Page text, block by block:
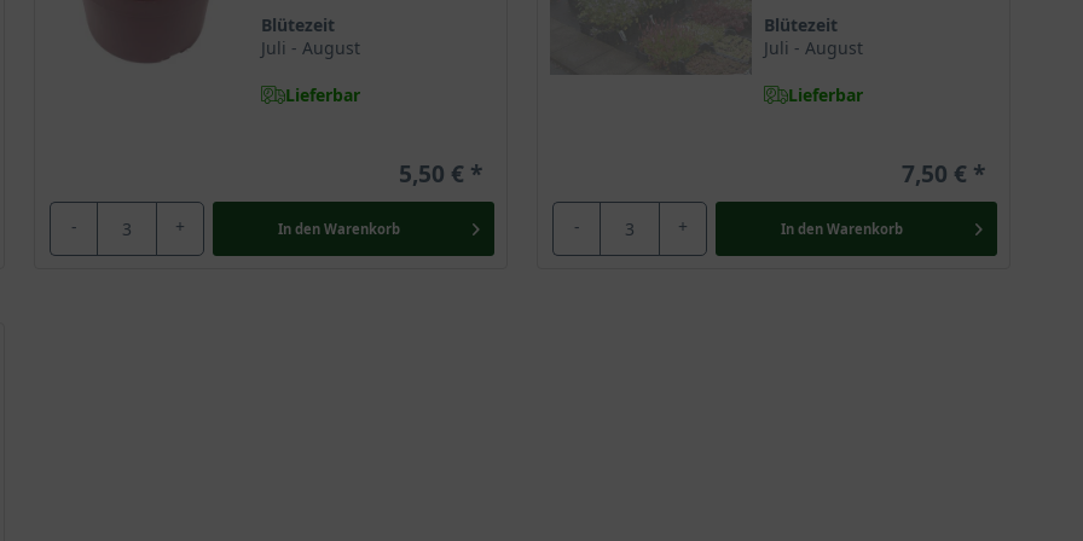
Blue'
Aroma und den zierlichen blauvioletten Blüten. Wir stellen Ihnen die vielseitige Rosenbegleitstaude im Porträt vor
Blütezeit
Juli - August
Lieferbar
5,50 €
- + In den Warenkorb
Blütezeit
Juli - August
Lieferbar
7,50 €
- + In den Warenkorb